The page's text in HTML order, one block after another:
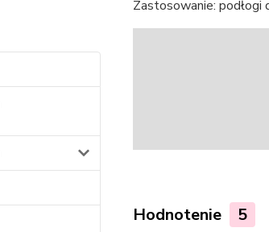
Zastosowanie: podłogi
Hodnotenie 5